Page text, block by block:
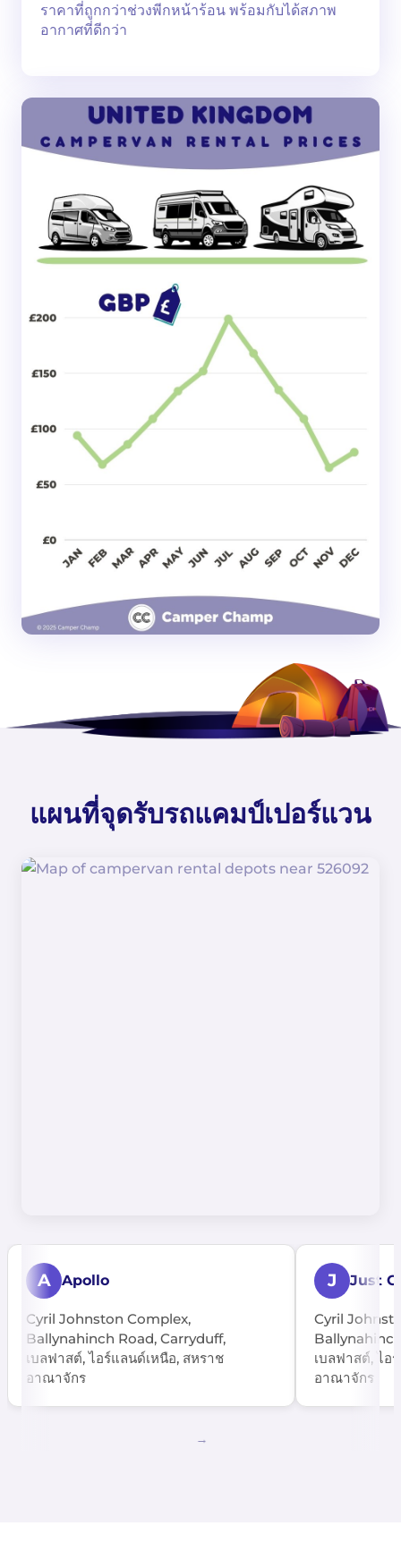
ราคาที่ถูกกว่าช่วงพีกหน้าร้อน พร้อมกับได้สภาพ
อากาศที่ดีกว่า
แผนที่จุดรับรถแคมป์เปอร์แวน
A Apollo
Cyril Johnston Complex,
Ballynahinch Road, Carryduff,
เบลฟาสต์, ไอร์แลนด์เหนือ, สหราช
อาณาจักร
J Just
Cyril
เบลฟาสต์, ไอ
อาณาจักร